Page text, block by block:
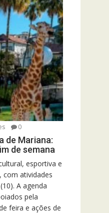
0
de Mariana:
de semana
esportiva e
com atividades
A agenda
pela
feira e ações de